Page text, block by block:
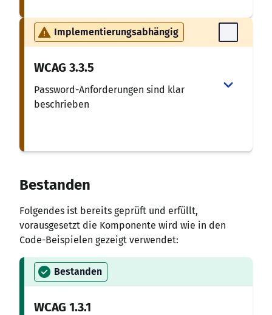
Implementierungsabhängig
WCAG 3.3.5
Password-Anforderungen sind klar
beschrieben
Bestanden
Folgendes ist bereits geprüft und erfüllt,
vorausgesetzt die Komponente wird wie in den
Code-Beispielen gezeigt verwendet:
Bestanden
WCAG 1.3.1